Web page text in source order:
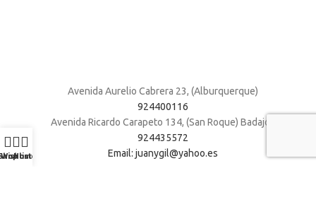
Avenida Aurelio Cabrera 23, (Alburquerque)
924400116
Avenida Ricardo Carapeto 134, (San Roque) Badajoz
924435572
Email: juanygil@yahoo.es
Wishlist
Home